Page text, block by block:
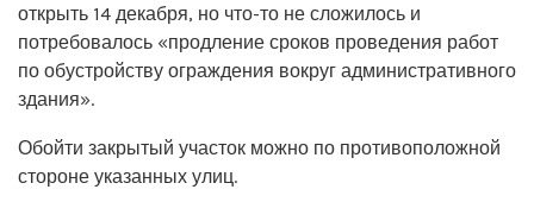
открыть 14 декабря, но что-то не сложилось и
потребовалось «продление сроков проведения работ
по обустройству ограждения вокруг административного
здания».
Обойти закрытый участок можно по противоположной
стороне указанных улиц.